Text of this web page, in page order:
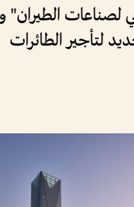
لصناعات الطيران"
لتأجير الطائرات